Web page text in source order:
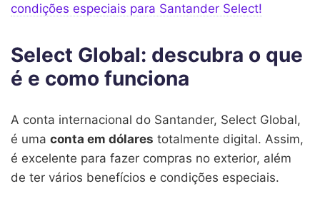
condições especiais para Santander Select!
Select Global: descubra o que
é e como funciona
A conta internacional do Santander, Select Global,
é uma conta em dólares totalmente digital. Assim,
é excelente para fazer compras no exterior, além
de ter vários benefícios e condições especiais.